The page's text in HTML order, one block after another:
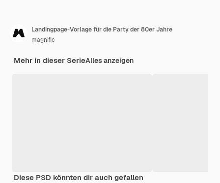
Landingpage-Vorlage für die Party der 80er Jahre
magnific
Mehr in dieser SerieAlles anzeigen
Diese PSD könnten dir auch gefallen